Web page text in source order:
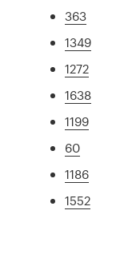
363
1349
1272
1638
1199
60
1186
1552